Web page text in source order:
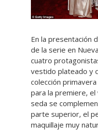
En la presentación
de la serie en
cuatro
vestido plateado y
colección
para la premiere,
seda se
parte superior, el
maquillaje muy